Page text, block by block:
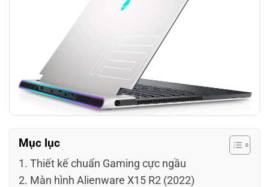
Mục lục
Thiết kế chuẩn Gaming cực ngầu
Màn hình Alienware X15 R2 (2022)